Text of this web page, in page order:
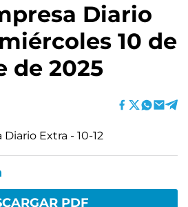
Diario
10 de
de 2025
PDF